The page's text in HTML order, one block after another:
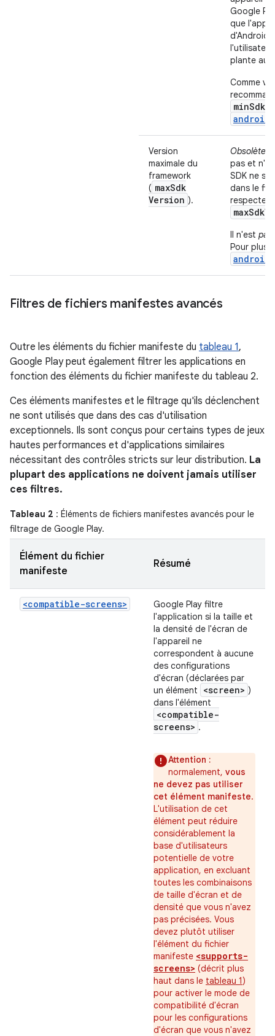
Google
que
d'Android.
plante au
Comme
Version
maximale du
framework
( maxSdk
Version ).
Obsolète.
pas et
SDK ne
dans le
Il n'est pas
Pour plus
Filtres de fichiers manifestes avancés
Outre les éléments du fichier manifeste du tableau 1,
Google Play peut également filtrer les applications en
fonction des éléments du fichier manifeste du tableau 2.
Ces éléments manifestes et le filtrage qu'ils déclenchent
ne sont utilisés que dans des cas d'utilisation
exceptionnels. Ils sont conçus pour certains types de jeux
hautes performances et d'applications similaires
nécessitant des contrôles stricts sur leur distribution. La
plupart des applications ne doivent jamais utiliser
ces filtres.
Tableau 2 : Éléments de fichiers manifestes avancés pour le
filtrage de Google Play.
Élément du fichier
manifeste
Résumé
<compatible-screens>
Google Play filtre
l'application si la taille et
la densité de l'écran de
l'appareil ne
correspondent à aucune
des configurations
d'écran (déclarées par
un élément
<screen> )
dans l'élément
<compatible-
screens> .
Attention :
normalement, vous
ne devez pas utiliser
cet élément manifeste.
L'utilisation de cet
élément peut réduire
considérablement la
base d'utilisateurs
potentielle de votre
application, en excluant
toutes les combinaisons
de taille d'écran et de
densité que vous n'avez
pas précisées. Vous
devez plutôt utiliser
l'élément du fichier
manifeste <supports-
screens> (décrit plus
haut dans le tableau 1)
pour activer le mode de
compatibilité d'écran
pour les configurations
d'écran que vous n'avez